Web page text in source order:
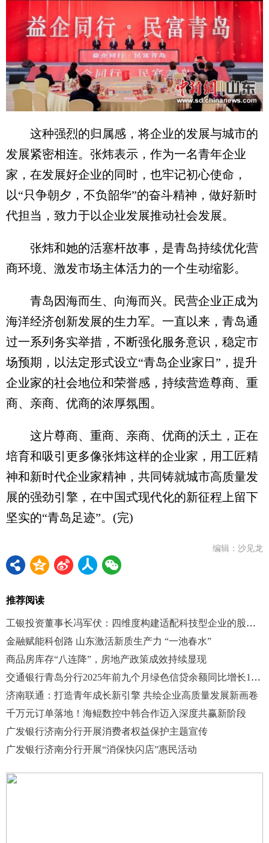
这种强烈的归属感，将企业的发展与城市的
发展紧密相连。张炜表示，作为一名青年企业
家，在发展好企业的同时，也牢记初心使命，
以“只争朝夕，不负韶华”的奋斗精神，做好新时
代担当，致力于以企业发展推动社会发展。
张炜和她的活塞杆故事，是青岛持续优化营
商环境、激发市场主体活力的一个生动缩影。
青岛因海而生、向海而兴。民营企业正成为
海洋经济创新发展的生力军。一直以来，青岛通
过一系列务实举措，不断强化服务意识，稳定市
场预期，以法定形式设立“青岛企业家日”，提升
企业家的社会地位和荣誉感，持续营造尊商、重
商、亲商、优商的浓厚氛围。
这片尊商、重商、亲商、优商的沃土，正在
培育和吸引更多像张炜这样的企业家，用工匠精
神和新时代企业家精神，共同铸就城市高质量发
展的强劲引擎，在中国式现代化的新征程上留下
坚实的“青岛足迹”。(完)
编辑：沙见龙
推荐阅读
工银投资董事长冯军伏：四维度构建适配科技型企业的股债结合全生命周期服务矩阵
金融赋能科创路 山东激活新质生产力 “一池春水”
商品房库存“八连降”，房地产政策成效持续显现
交通银行青岛分行2025年前九个月绿色信贷余额同比增长12.56%
济南联通：打造青年成长新引擎 共绘企业高质量发展新画卷
千万元订单落地！海鲲数控中韩合作迈入深度共赢新阶段
广发银行济南分行开展消费者权益保护主题宣传
广发银行济南分行开展“消保快闪店”惠民活动